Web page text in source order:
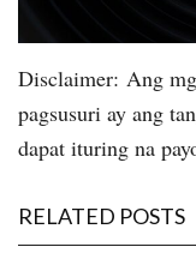
Disclaimer: Ang
pagsusuri ay ang
dapat ituring na
RELATED POSTS